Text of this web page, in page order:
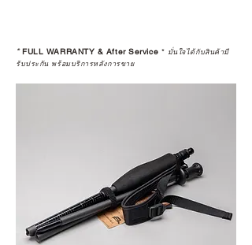
*FULL WARRANTY & After Service * มั่นใจได้กับสินค้ามี
รับประกัน พร้อมบริการหลังการขาย